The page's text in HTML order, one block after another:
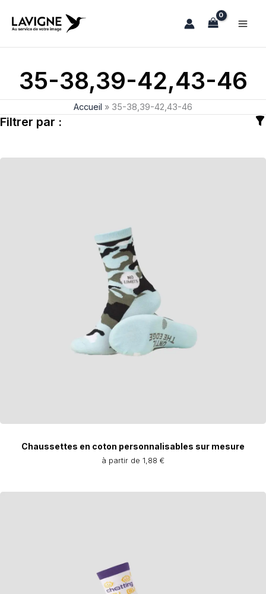
35-38,39-42,43-46
Accueil » 35-38,39-42,43-46
Filtrer par :
Chaussettes en coton personnalisables sur mesure
à partir de 1,88 €